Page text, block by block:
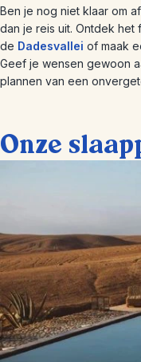
Ben je nog niet klaar om
dan je reis uit. Ontdek het
de Dadesvallei of maak
Geef je wensen gewoon
plannen van een
Onze